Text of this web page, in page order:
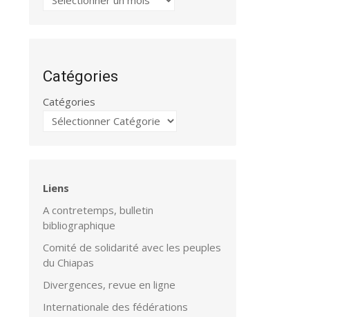
Catégories
Catégories
Liens
A contretemps, bulletin
bibliographique
Comité de solidarité avec les peuples
du Chiapas
Divergences, revue en ligne
Internationale des fédérations